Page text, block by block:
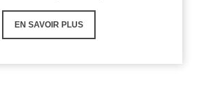
EN SAVOIR PLUS